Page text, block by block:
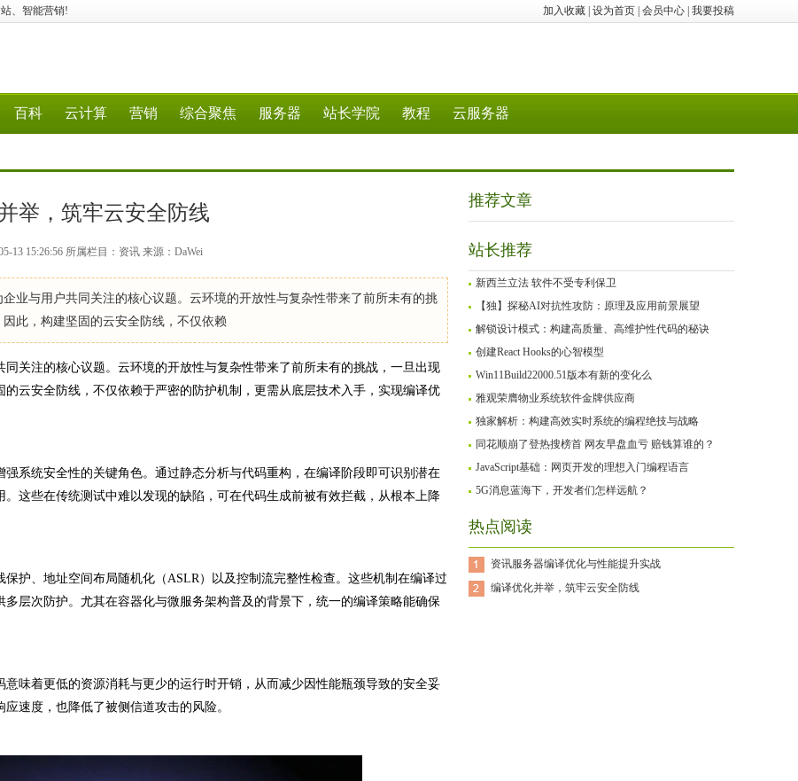
加入收藏 设为首页 会员中心 我要投稿
、智能营销!
百科 云计算 营销 综合聚焦 服务器 站长学院 教程 云服务器
举，筑牢云安全防线
13 15:26:56 所属栏目：资讯 来源：DaWei
与用户共同关注的核心议题。云环境的开放性与复杂性带来了前所未有的挑
此，构建坚固的云安全防线，不仅依赖
注的核心议题。云环境的开放性与复杂性带来了前所未有的挑战，一旦出现
云安全防线，不仅依赖于严密的防护机制，更需从底层技术入手，实现编译优
统安全性的关键角色。通过静态分析与代码重构，在编译阶段即可识别潜在
这些在传统测试中难以发现的缺陷，可在代码生成前被有效拦截，从根本上降
、地址空间布局随机化（ASLR）以及控制流完整性检查。这些机制在编译过
层次防护。尤其在容器化与微服务架构普及的背景下，统一的编译策略能确保
着更低的资源消耗与更少的运行时开销，从而减少因性能瓶颈导致的安全妥
速度，也降低了被侧信道攻击的风险。
推荐文章
站长推荐
新西兰立法 软件不受专利保卫
【独】探秘AI对抗性攻防：原理及应用前景展望
解锁设计模式：构建高质量、高维护性代码的秘诀
创建React Hooks的心智模型
Win11Build22000.51版本有新的变化么
雅观荣膺物业系统软件金牌供应商
独家解析：构建高效实时系统的编程绝技与战略
同花顺崩了登热搜榜首 网友早盘血亏 赔钱算谁的？
JavaScript基础：网页开发的理想入门编程语言
5G消息蓝海下，开发者们怎样远航？
热点阅读
资讯服务器编译优化与性能提升实战
编译优化并举，筑牢云安全防线